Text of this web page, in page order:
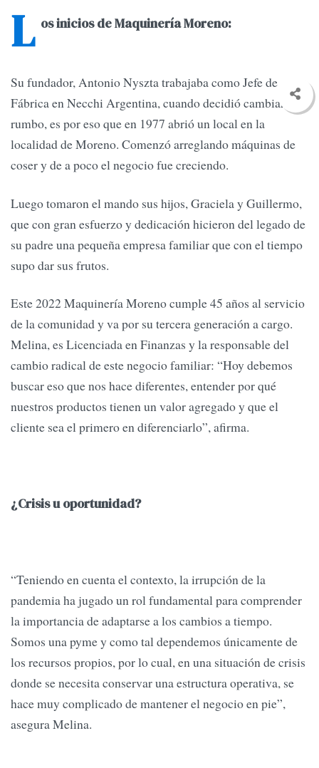
L os inicios de Maquinería Moreno:
Su fundador, Antonio Nyszta trabajaba como Jefe de
Fábrica en Necchi Argentina, cuando decidió cambiar el
rumbo, es por eso que en 1977 abrió un local en la
localidad de Moreno. Comenzó arreglando máquinas de
coser y de a poco el negocio fue creciendo.
Luego tomaron el mando sus hijos, Graciela y Guillermo,
que con gran esfuerzo y dedicación hicieron del legado de
su padre una pequeña empresa familiar que con el tiempo
supo dar sus frutos.
Este 2022 Maquinería Moreno cumple 45 años al servicio
de la comunidad y va por su tercera generación a cargo.
Melina, es Licenciada en Finanzas y la responsable del
cambio radical de este negocio familiar: “Hoy debemos
buscar eso que nos hace diferentes, entender por qué
nuestros productos tienen un valor agregado y que el
cliente sea el primero en diferenciarlo”, afirma.
¿Crisis u oportunidad?
“Teniendo en cuenta el contexto, la irrupción de la
pandemia ha jugado un rol fundamental para comprender
la importancia de adaptarse a los cambios a tiempo.
Somos una pyme y como tal dependemos únicamente de
los recursos propios, por lo cual, en una situación de crisis
donde se necesita conservar una estructura operativa, se
hace muy complicado de mantener el negocio en pie”,
asegura Melina.